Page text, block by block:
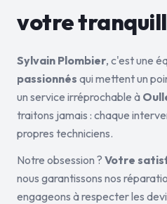
votre
Sylvain Plombier, c'est une
passionnés qui mettent un
un service irréprochable à
traitons jamais : chaque
propres techniciens.
Notre obsession ? Votre
nous garantissons nos
engageons à respecter les